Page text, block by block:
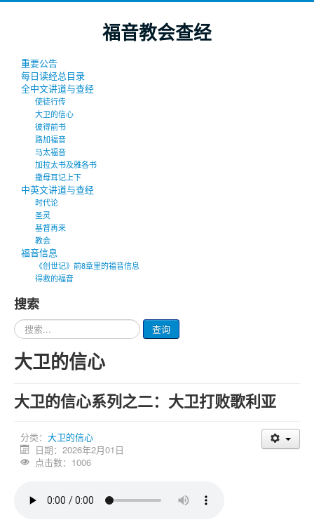
福音教会查经
重要公告
每日读经总目录
全中文讲道与查经
使徒行传
大卫的信心
彼得前书
路加福音
马太福音
加拉太书及雅各书
撒母耳记上下
中英文讲道与查经
时代论
圣灵
基督再来
教会
福音信息
《创世记》前8章里的福音信息
得救的福音
搜索
请
输
入
要
的
内
查询
大卫的信心
大卫的信心系列之二：大卫打败歌利亚
分类： 大卫的信心
日期：2026年2月01日
点击数：1006